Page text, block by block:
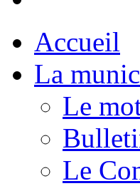
Accueil
La
Le
Le